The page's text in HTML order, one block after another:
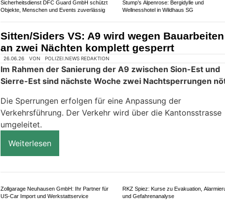
Energiemessen mit Mehrwert
Finanzkompetenz stärken – Seminare der
Objekte, Menschen und Events zuverlässig
Wellnesshotel in Wildhaus SG
Sitten/Siders VS: A9 wird wegen Bauarbeiten